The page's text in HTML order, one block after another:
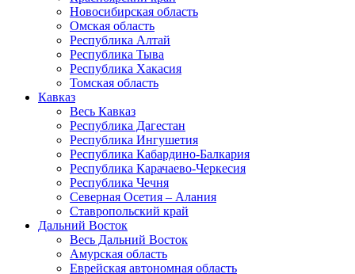
Новосибирская область
Омская область
Республика Алтай
Республика Тыва
Республика Хакасия
Томская область
Кавказ
Весь Кавказ
Республика Дагестан
Республика Ингушетия
Республика Кабардино-Балкария
Республика Карачаево-Черкесия
Республика Чечня
Северная Осетия – Алания
Ставропольский край
Дальний Восток
Весь Дальний Восток
Амурская область
Еврейская автономная область